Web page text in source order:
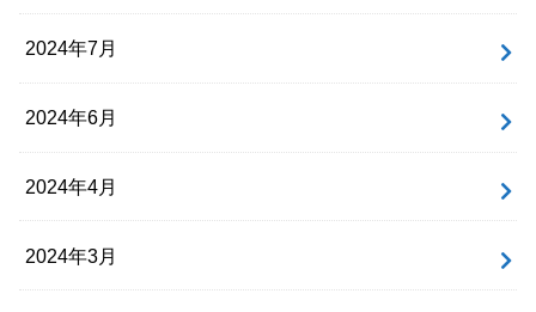
2024年7月
2024年6月
2024年4月
2024年3月